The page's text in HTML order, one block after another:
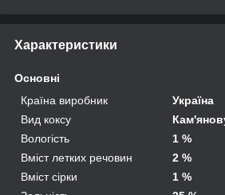
Характеристики
Основні
Країна виробник
Україна
Вид коксу
Вологість
1 %
Вміст летких речовин
2 %
Вміст сірки
1 %